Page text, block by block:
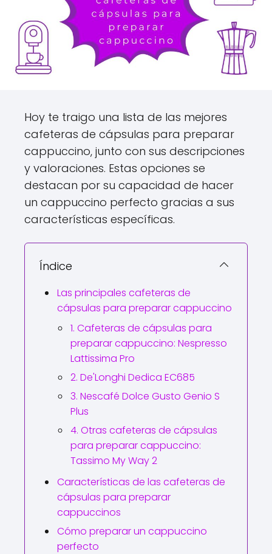
Hoy te traigo una lista de las mejores
cafeteras de cápsulas para preparar
cappuccino, junto con sus descripciones
y valoraciones. Estas opciones se
destacan por su capacidad de hacer
un cappuccino perfecto gracias a sus
características específicas.
Índice
Las principales cafeteras de
cápsulas para preparar cappuccino
1. Cafeteras de cápsulas para
preparar cappuccino: Nespresso
Lattissima Pro
2. De'Longhi Dedica EC685
3. Nescafé Dolce Gusto Genio S
Plus
4. Otras cafeteras de cápsulas
para preparar cappuccino:
Tassimo My Way 2
Características de las cafeteras de
cápsulas para preparar
cappuccinos
Cómo preparar un cappuccino
perfecto